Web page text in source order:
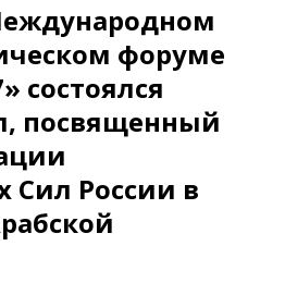
форуме
состоялся
посвященный
Сил России в